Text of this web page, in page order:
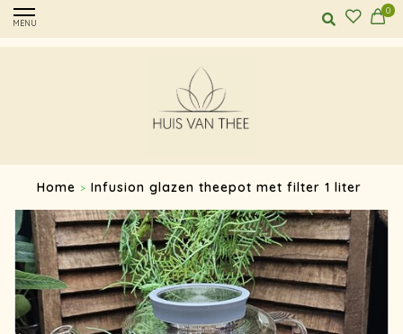
MENU
0
Home > Infusion glazen theepot met filter 1 liter